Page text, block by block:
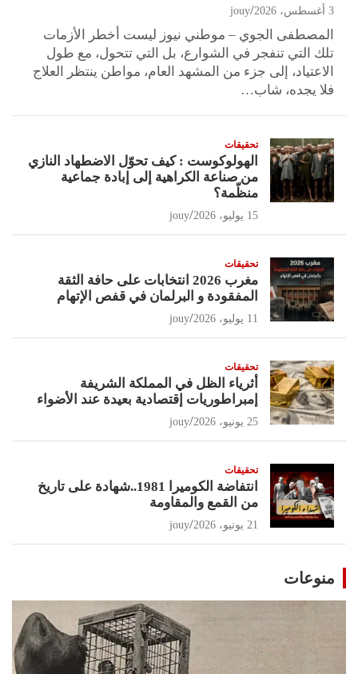
3 أغسطس، 2026 jouy
المصطفى الجوي – موطني نيوز ليست أخطر الأزمات
تلك التي تنفجر في الشوارع، بل التي تتحول، مع طول
الاعتياد، إلى جزء من المشهد العام، مواطن ينتظر العلاج
فلا يجده، شاب…
تحقيقات
الهولوكوست : كيف تحوّل الاضطهاد النازي
من صناعة الكراهية إلى إبادة جماعية
منظّمة؟
15 يوليو، 2026 jouy
تحقيقات
مغرب 2026 انتخابات على حافة الثقة
المفقودة و البرلمان في قفص الإتهام
11 يوليو، 2026 jouy
تحقيقات
أثرياء الظل في المملكة الشريفة
إمبراطوريات إقتصادية بعيدة عند الأضواء
25 يونيو، 2026 jouy
تحقيقات
انتفاضة الكوميرا 1981..شهادة على تاريخ
من القمع والمقاومة
21 يونيو، 2026 jouy
منوعات